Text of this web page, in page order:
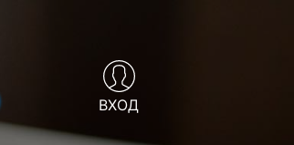
ВХОД